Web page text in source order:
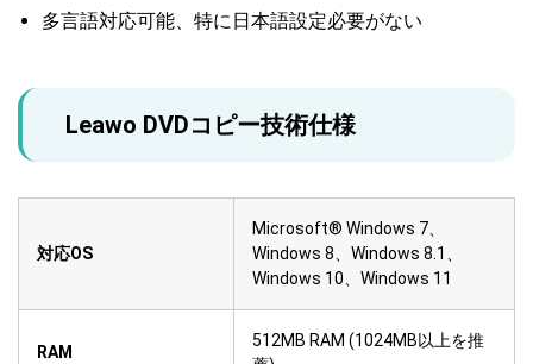
多言語対応可能、特に日本語設定必要がない
Leawo DVDコピー技術仕様
対応OS
Microsoft® Windows 7、
Windows 8、Windows 8.1、
Windows 10、Windows 11
RAM
512MB RAM (1024MB以上を推